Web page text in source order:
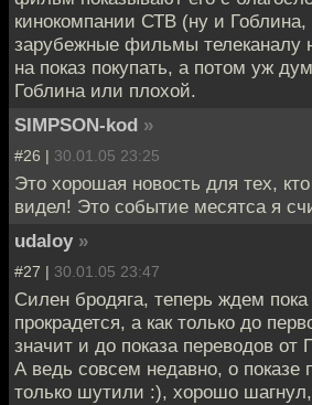
кинокомпании СТВ (ну и
зарубежные фильмы телеканалу
на показ покупать, а потом уж
Гоблина или плохой.
SIMPSON-kod »
#26 | 30.01.05 23:25
Это хорошая новость для тех,
видел! Это событие месятса я
udaloy »
#27 | 30.01.05 23:47
Силен бродяга, теперь ждем
прокрадется, а как только до
значит и до показа переводов от
А ведь совсем недавно, о показе
только шутили :), хорошо